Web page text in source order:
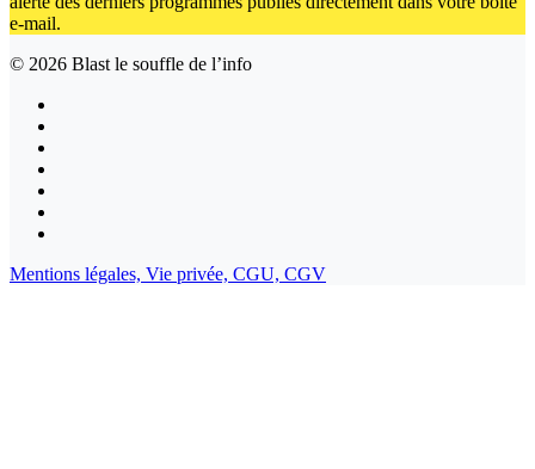
e-mail.
© 2026 Blast le souffle de l’info
Mentions légales, Vie privée, CGU, CGV